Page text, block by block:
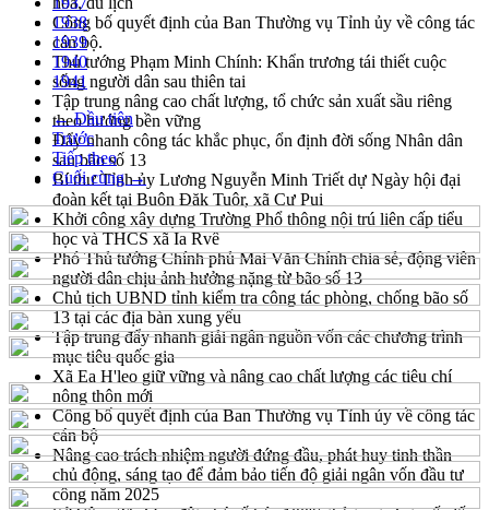
Công bố quyết định của Ban Thường vụ Tỉnh ủy về công tác
cán bộ.
Thủ tướng Phạm Minh Chính: Khẩn trương tái thiết cuộc
sống người dân sau thiên tai
Tập trung nâng cao chất lượng, tổ chức sản xuất sầu riêng
theo hướng bền vững
Đẩy nhanh công tác khắc phục, ổn định đời sống Nhân dân
sau bão số 13
Bí thư Tỉnh ủy Lương Nguyễn Minh Triết dự Ngày hội đại
đoàn kết tại Buôn Đăk Tuôr, xã Cư Pui
Khởi công xây dựng Trường Phổ thông nội trú liên cấp tiểu
học và THCS xã Ia Rvê
Phó Thủ tướng Chính phủ Mai Văn Chính chia sẻ, động viên
người dân chịu ảnh hưởng nặng từ bão số 13
Chủ tịch UBND tỉnh kiểm tra công tác phòng, chống bão số
13 tại các địa bàn xung yếu
Tập trung đẩy nhanh giải ngân nguồn vốn các chương trình
mục tiêu quốc gia
Xã Ea H'leo giữ vững và nâng cao chất lượng các tiêu chí
nông thôn mới
Công bố quyết định của Ban Thường vụ Tỉnh ủy về công tác
cán bộ
Nâng cao trách nhiệm người đứng đầu, phát huy tinh thần
chủ động, sáng tạo để đảm bảo tiến độ giải ngân vốn đầu tư
công năm 2025
1938
1939
1940
1941
← Đầu tiên
Trước
Tiếp theo
Cuối cùng →